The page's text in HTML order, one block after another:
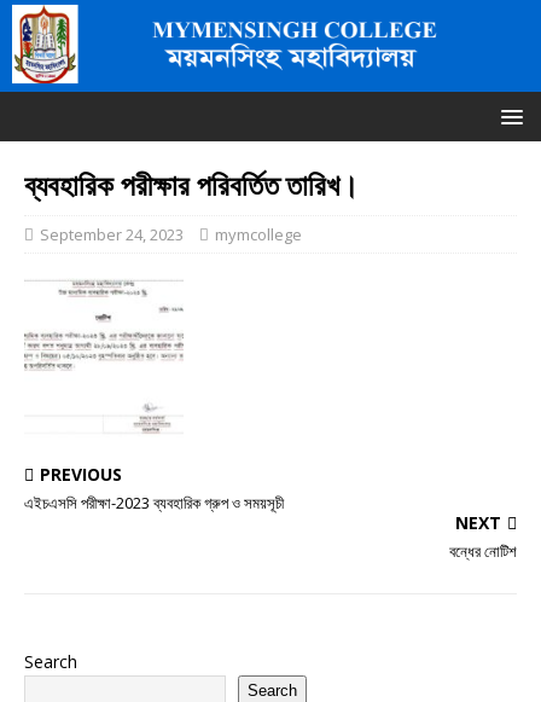
ব্যবহারিক পরীক্ষার পরিবর্তিত তারিখ।
September 24, 2023 mymcollege
PREVIOUS
এইচএসসি পরীক্ষা-2023 ব্যবহারিক গ্রুপ ও সময়সূচী
NEXT
বন্ধের নোটিশ
Search
Search